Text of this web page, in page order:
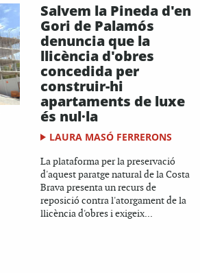
Salvem la Pineda d'en
Gori de Palamós
denuncia que la
llicència d'obres
concedida per
construir-hi
apartaments de luxe
és nul·la
LAURA MASÓ FERRERONS
La plataforma per la preservació
d'aquest paratge natural de la Costa
Brava presenta un recurs de
reposició contra l'atorgament de la
llicència d'obres i exigeix...